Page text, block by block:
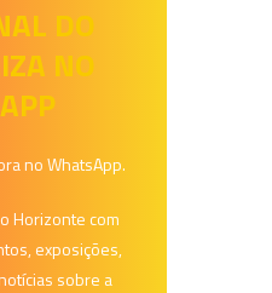
DO
NO
no WhatsApp.
Horizonte com
exposições,
sobre a